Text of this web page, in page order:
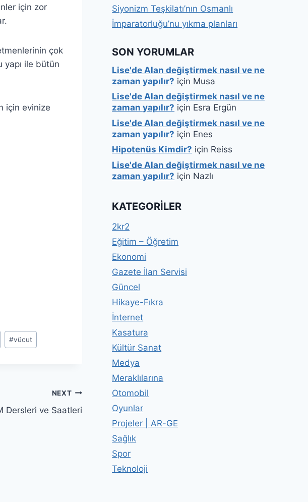
için zor
çok
yapı ile bütün
için evinize
#vücut
NEXT
Dersleri ve Saatleri
Siyonizm Teşkilatı’nın Osmanlı
İmparatorluğu’nu yıkma planları
SON YORUMLAR
Lise'de Alan değiştirmek nasıl ve ne
zaman yapılır? için Musa
Lise'de Alan değiştirmek nasıl ve ne
zaman yapılır? için Esra Ergün
Lise'de Alan değiştirmek nasıl ve ne
zaman yapılır? için Enes
Hipotenüs Kimdir? için Reiss
Lise'de Alan değiştirmek nasıl ve ne
zaman yapılır? için Nazlı
KATEGORILER
2kr2
Eğitim – Öğretim
Ekonomi
Gazete İlan Servisi
Güncel
Hikaye-Fıkra
İnternet
Kasatura
Kültür Sanat
Medya
Meraklılarına
Otomobil
Oyunlar
Projeler | AR-GE
Sağlık
Spor
Teknoloji